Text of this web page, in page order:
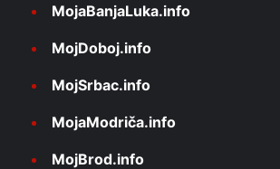
MojaBanjaLuka.info
MojDoboj.info
MojSrbac.info
MojaModriča.info
MojBrod.info